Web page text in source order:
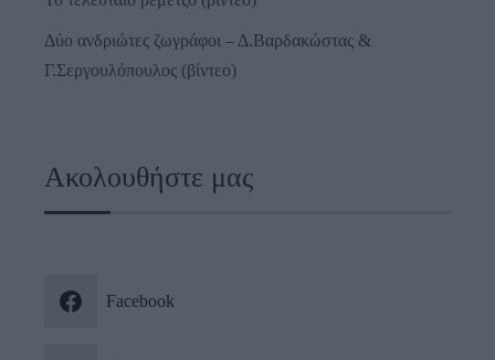
Δύο ανδριώτες ζωγράφοι – Δ.Βαρδακώστας &
Γ.Σεργουλόπουλος (βίντεο)
Ακολουθήστε μας
Facebook